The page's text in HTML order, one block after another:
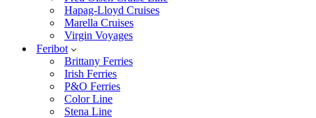
Hapag-Lloyd Cruises
Marella Cruises
Virgin Voyages
Feribot
Brittany Ferries
Irish Ferries
P&O Ferries
Color Line
Stena Line